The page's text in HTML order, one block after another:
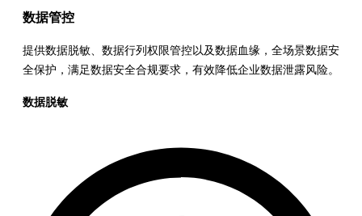
数据管控
提供数据脱敏、数据行列权限管控以及数据血缘，全场景数据安
全保护，满足数据安全合规要求，有效降低企业数据泄露风险。
数据脱敏